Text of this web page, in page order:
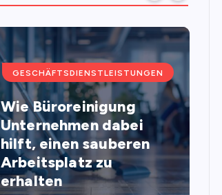
GESCHÄFTSDIENSTLEISTUNGEN
Wie Büroreinigung
Unternehmen dabei
hilft, einen sauberen
Arbeitsplatz zu
erhalten